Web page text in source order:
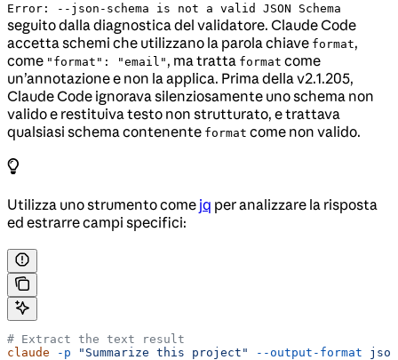
Error: --json-schema is not a valid JSON Schema
seguito dalla diagnostica del validatore. Claude Code
accetta schemi che utilizzano la parola chiave format,
come "format": "email" , ma tratta format come
un’annotazione e non la applica. Prima della v2.1.205,
Claude Code ignorava silenziosamente uno schema non
valido e restituiva testo non strutturato, e trattava
qualsiasi schema contenente format come non valido.
Utilizza uno strumento come jq per analizzare la risposta
ed estrarre campi specifici:
# Extract the text result
claude -p "Summarize this project" --output-format json